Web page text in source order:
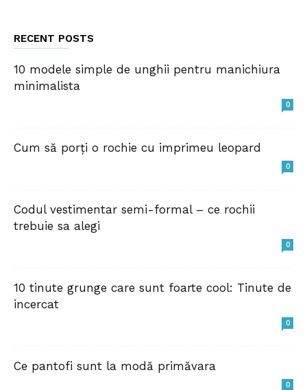
RECENT POSTS
10 modele simple de unghii pentru manichiura
minimalista
0
Cum să porți o rochie cu imprimeu leopard
0
Codul vestimentar semi-formal – ce rochii
trebuie sa alegi
0
10 tinute grunge care sunt foarte cool: Tinute de
incercat
0
Ce pantofi sunt la modă primăvara
0